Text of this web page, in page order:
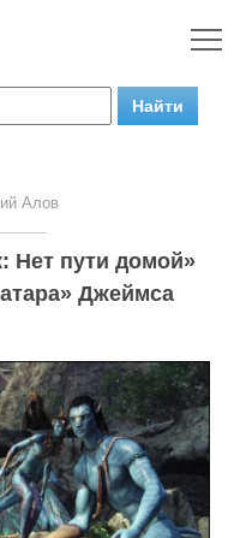
Алов
Нет пути домой»
Джеймса